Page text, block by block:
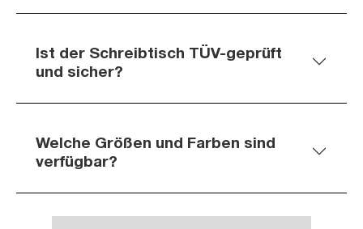
Ist der Schreibtisch TÜV-geprüft
und sicher?
Welche Größen und Farben sind
verfügbar?